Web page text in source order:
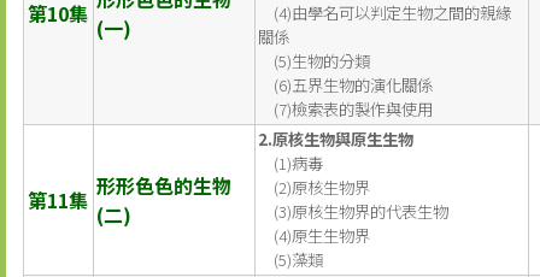
第10集 (一)
(4)由學名可以判定生物之間的親緣
關係
(5)生物的分類
(6)五界生物的演化關係
(7)檢索表的製作與使用
第11集 形形色色的生物
(二)
2.原核生物與原生生物
(1)病毒
(2)原核生物界
(3)原核生物界的代表生物
(4)原生生物界
(5)藻類